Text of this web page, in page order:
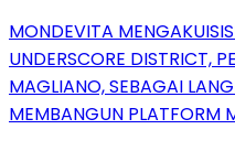
MONDEVITA
UNDERSCORE DISTRICT,
MAGLIANO, SEBAGAI
MEMBANGUN PLATFORM